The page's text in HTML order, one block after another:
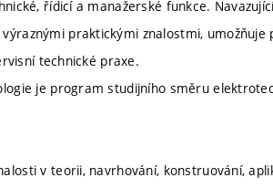
řídicí a manažerské funkce.
praktickými znalostmi,
technické praxe.
je program studijního směru
v teorii, navrhování, konstruování,